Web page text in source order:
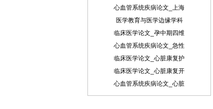
言部分和正文部分，正文部分用阿拉伯数
字分级编号法，一般用两级。插图下方应
注明图序和图名。表格应采用三线表，表
格上方应注明表序和表名。 4．参考文献
主要的、发表在正式出版物上的文献。其
他相关注释可用脚注在当页标注。参考文
献的著录应执行国家标准GB7714-87的规
心血管系统疾病论文_上海
医学教育与医学边缘学科
临床医学论文_孕中期四维
心血管系统疾病论文_急性
临床医学论文_心脏康复护
临床医学论文_心脏康复开
心血管系统疾病论文_心脏